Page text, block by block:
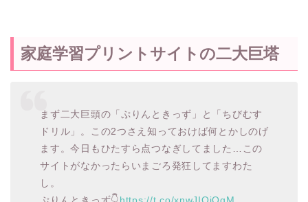
家庭学習プリントサイトの二大巨塔
まず二大巨頭の「ぷりんときっず」と「ちびむす
ドリル」。この2つさえ知っておけば何とかしのげ
ます。今日もひたすら点つなぎしてました…この
サイトがなかったらいまごろ発狂してますわた
し。
ぷりんときっず👇https://t.co/xnwJIOjQqM